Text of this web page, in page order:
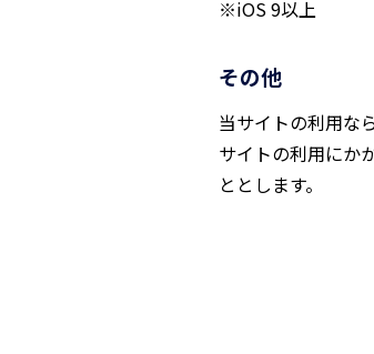
※iOS 9以上
その他
当サイトの利用な
サイトの利用にか
ととします。